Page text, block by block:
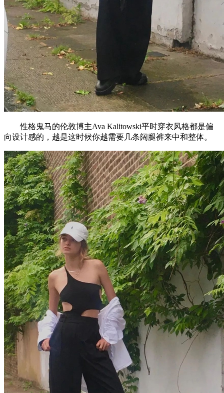
性格鬼马的伦敦博主Ava Kalitowski平时穿衣风格都是偏
向设计感的，越是这时候你越需要几条阔腿裤来中和整体。